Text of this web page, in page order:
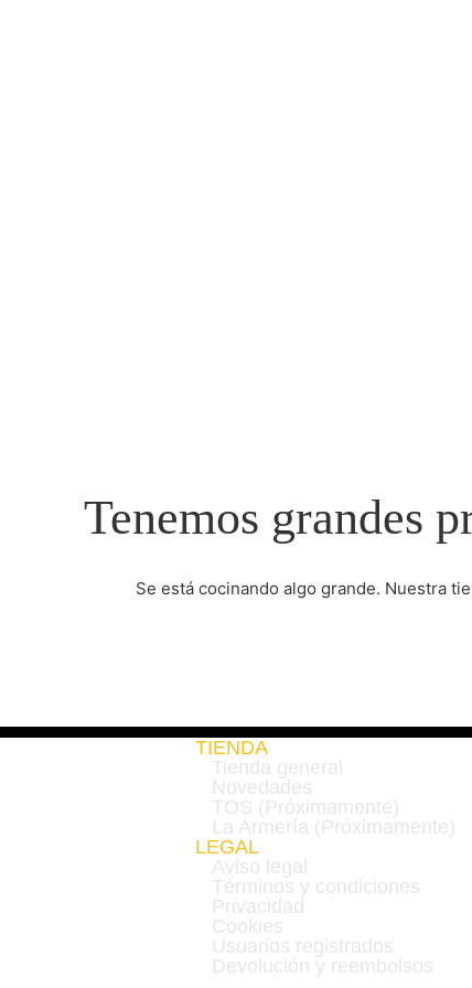
Tenemos grandes
Se está cocinando algo grande. Nuestra
TIENDA
Tienda general
Novedades
TOS (Próximamente)
La Armería (Próximamente)
LEGAL
Aviso legal
Términos y condiciones
Privacidad
Cookies
Usuarios registrados
Devolución y reembolsos